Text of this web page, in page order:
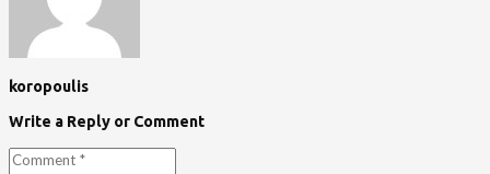
koropoulis
Write a Reply or Comment